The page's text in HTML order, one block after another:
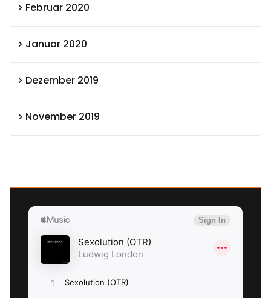
Februar 2020
Januar 2020
Dezember 2019
November 2019